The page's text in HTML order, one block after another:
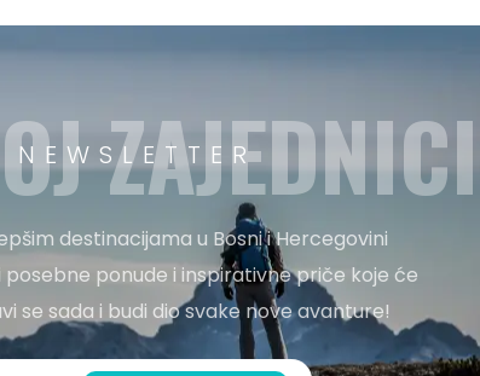
ZAJEDNICI
destinacijama u Bosni i Hercegovini
ponude i inspirativne priče koje će
se sada i budi dio svake nove avanture!